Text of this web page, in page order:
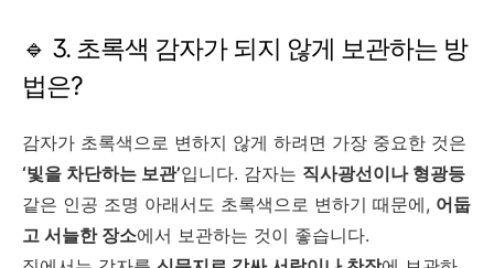
🔹 3. 초록색 감자가 되지 않게 보관하는 방
법은?
감자가 초록색으로 변하지 않게 하려면 가장 중요한 것은
‘빛을 차단하는 보관’입니다. 감자는 직사광선이나 형광등
같은 인공 조명 아래서도 초록색으로 변하기 때문에, 어둡
고 서늘한 장소에서 보관하는 것이 좋습니다.